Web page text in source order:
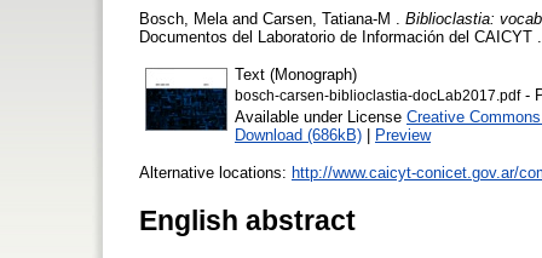
Bosch, Mela and Carsen, Tatiana-M
Biblioclastia:
Documentos del Laboratorio de Información del CAICYT
Text (Monograph)
bosch-carsen-biblioclastia-docLab2017.pdf-
Available under License Creative
Download (686kB) | Preview
Alternative locations: http://www.caicyt-conicet.gov.ar/
English abstract